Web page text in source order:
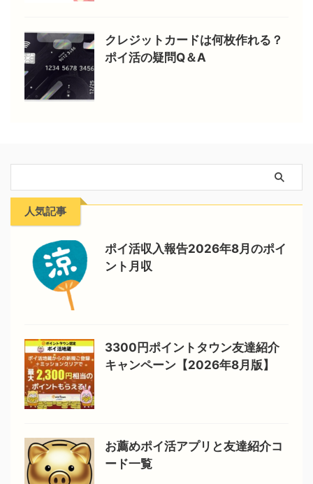
クレジットカードは何枚作れる？
ポイ活の疑問Q＆A
人気記事
ポイ活収入報告2026年8月のポイ
ント月収
3300円ポイントタウン友達紹介
キャンペーン【2026年8月版】
お薦めポイ活アプリと友達紹介コ
ード一覧